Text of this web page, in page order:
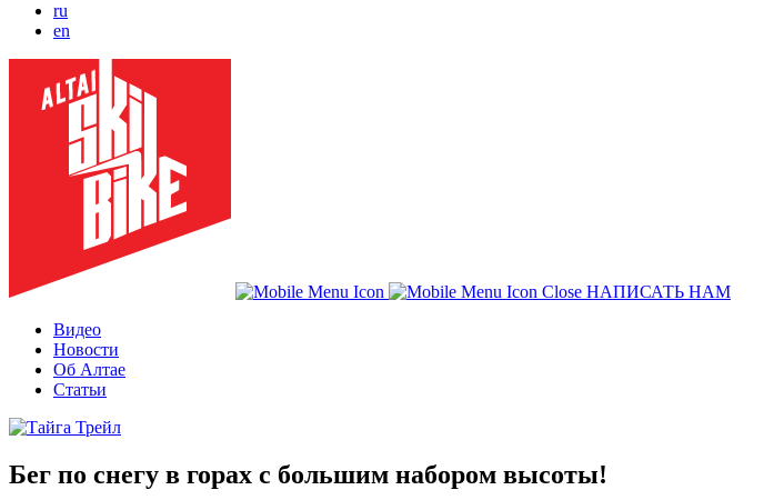
ru
en
НАПИСАТЬ НАМ
Видео
Новости
Об Алтае
Статьи
Бег по снегу в горах с большим набором высоты!